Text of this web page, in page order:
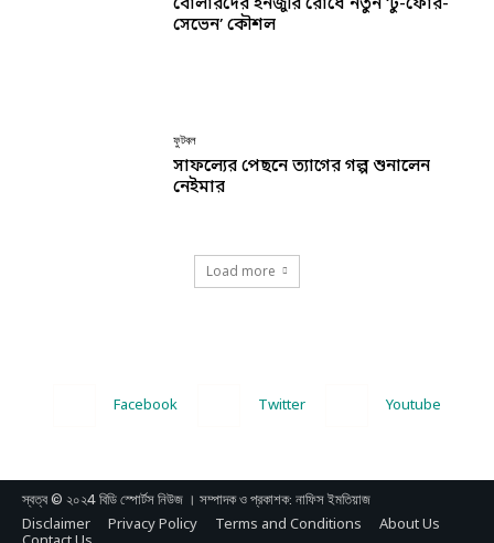
বোলারদের ইনজুরি রোধে নতুন ‘টু-ফোর-
সেভেন’ কৌশল
ফুটবল
সাফল্যের পেছনে ত্যাগের গল্প শুনালেন
নেইমার
Load more
Facebook Twitter Youtube
স্বত্ব © ২০২4 বিডি স্পোর্টস নিউজ । সম্পাদক ও প্রকাশক: নাফিস ইমতিয়াজ
Disclaimer Privacy Policy Terms and Conditions
About Us